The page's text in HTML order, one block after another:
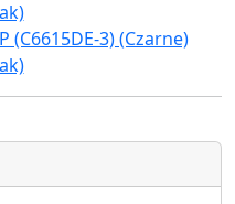
(C6615DE-3) (Czarne)